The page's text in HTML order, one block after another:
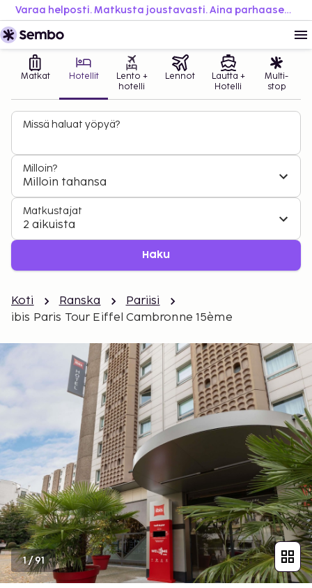
Varaa helposti. Matkusta joustavasti. Aina parhaaseen hintaan.
Matkat Hotellit
Lento +
hotelli
Lennot
Lautta +
Hotelli
Multi-
stop
Missä haluat yöpyä?
Milloin?
Milloin tahansa
Matkustajat
2 aikuista
Haku
Koti Ranska
Pariisi
ibis Paris Tour Eiffel Cambronne 15ème
1/91